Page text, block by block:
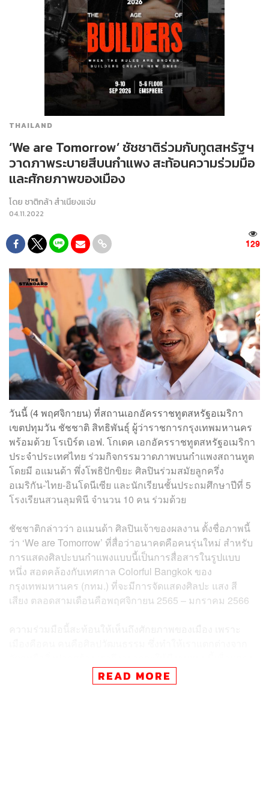
THAILAND
‘We are Tomorrow’ ชัชชาติร่วมกับทูตสหรัฐฯ
วาดภาพระบายสีบนกำแพง สะท้อนความร่วมมือ
และศักยภาพของเมือง
โดย ชาติกล้า สำเนียงแจ่ม
04.11.2022
129
วันนี้ (4 พฤศจิกายน) ที่สถานเอกอัครราชทูตสหรัฐอเมริกา
เขตปทุมวัน ชัชชาติ​ สิทธิพันธุ์​ ผู้ว่าราชการกรุงเทพมหานคร​
พร้อมด้วย ​โรเบิร์ต เอฟ. โกเดค เอกอัครราชทูตสหรัฐอเมริกา
ประจำประเทศไทย ร่วมกิจกรรมวาดภาพบนกำแพง​สถานทูต
โดยมี​ อแมนด้า พึ่งโพธิปักขิยะ​ ศิลปินร่วมสมัยลูกครึ่ง
อเมริกัน-ไทย-อินโดนีเซีย​ และนักเรียนชั้นประถมศึกษาปีที่ 5
โรงเรียนสวนลุมพินี​ จำนวน​ 10 คน ร่วมด้วย
ชัชชาติกล่าวว่า อแมนด้า ศิลปินเจ้าของผลงาน ตั้งชื่อภาพนี้
ว่า ‘We are Tomorrow’ ที่สื่อว่าอนาคตคือคนรุ่นใหม่ สำหรับ
การแสดงศิลปะบนกำแพงแบบนี้เป็นการสื่อสารในรูปแบบ
หนึ่ง สอดคล้องกับเทศกาล Colorful Bangkok ของ
กรุงเทพมหานคร (กทม.) ที่จะมีการจัดแสดงศิลปะ แสง สี
เสียง ตลอดสามเดือนคือพฤศจิกายน 2565 – มกราคม 2566
ความสามารถของศิลปิน มีพื้นที่ให้คนแสดงออกได้ เกิดเป็น
ความภาคภูมิใจในเมืองโดยไม่ต้องใช้งบประมาณอะไร
READ MORE